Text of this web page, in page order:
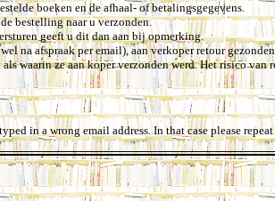
boeken en de afhaal- of betalingsgegevens.
bestelling naar u verzonden.
geeft u dit dan aan bij opmerking.
na afspraak per email), aan verkoper retour
waarin ze aan koper verzonden werd. Het risico van
in a wrong email address. In that case please